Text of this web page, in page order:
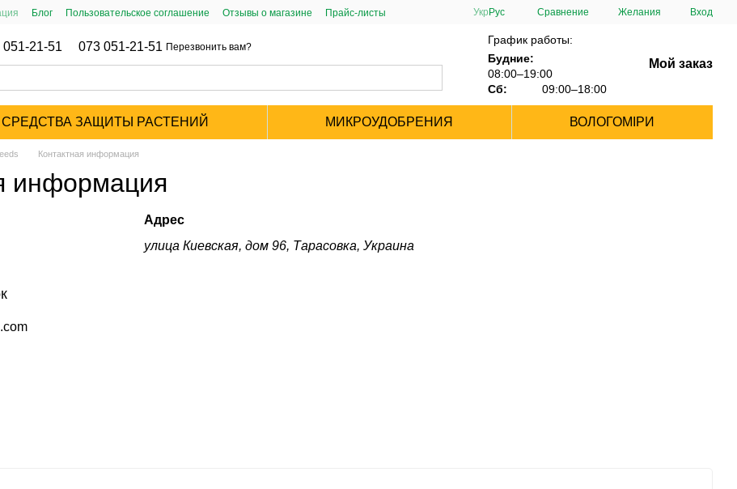
Блог Пользовательское соглашение Отзывы о магазине
Прайс-листы
Укр Рус Сравнение Желания Вход
051-21-51 073 051-21-51 Перезвонить вам?
График работы:
Будние:
08:00–19:00
Сб:
09:00–18:00
Мой заказ
СРЕДСТВА ЗАЩИТЫ РАСТЕНИЙ МИКРОУДОБРЕНИЯ ВОЛОГОМІРИ
Контактная информация
информация
Адрес
улица Киевская, дом 96, Тарасовка, Украина